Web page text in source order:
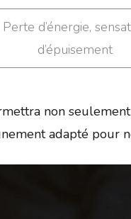
Perte d’énergie,
d’épuisement
non
adapté pour